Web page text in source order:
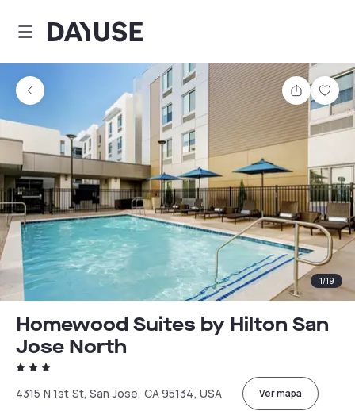
Dayuse
1/19
Homewood Suites by Hilton San
Jose North
4315 N 1st St, San Jose, CA 95134, USA Ver mapa